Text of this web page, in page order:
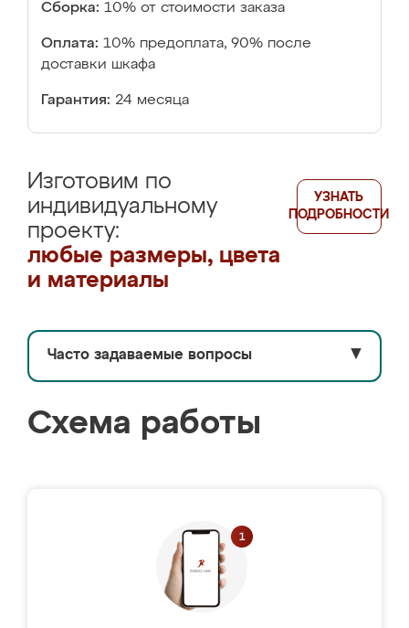
Сборка: 10% от стоимости заказа
Оплата: 10% предоплата, 90% после
доставки шкафа
Гарантия: 24 месяца
Изготовим по
индивидуальному
проекту:
любые размеры, цвета
и материалы
УЗНАТЬ
ПОДРОБНОСТИ
Часто задаваемые вопросы ▼
Схема работы